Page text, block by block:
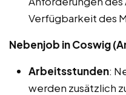
Verfügbarkeit des
Nebenjob in Coswig
Arbeitsstunden:
werden zusätzlich